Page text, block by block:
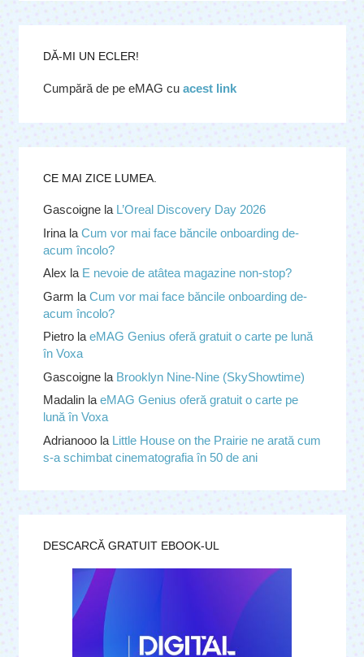
DĂ-MI UN ECLER!
Cumpără de pe eMAG cu acest link
CE MAI ZICE LUMEA.
Gascoignela L’Oreal Discovery Day 2026
Irinala Cum vor mai face băncile onboarding de-
acum încolo?
Alex la E nevoie de atâtea magazine non-stop?
Garm la Cum vor mai face băncile onboarding de-
acum încolo?
Pietrola eMAG Genius oferă gratuit o carte pe lună
în Voxa
Gascoignela Brooklyn Nine-Nine (SkyShowtime)
Madalinla eMAG Genius oferă gratuit o carte pe
lună în Voxa
Adrianooola Little House on the Prairie ne arată cum
s-a schimbat cinematografia în 50 de ani
DESCARCĂ GRATUIT EBOOK-UL